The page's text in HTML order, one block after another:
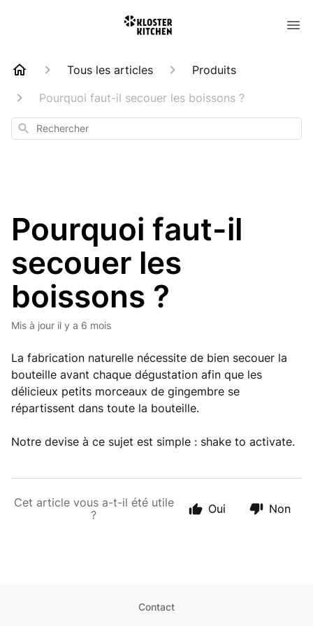
Tous les articles
Produits
Pourquoi faut-il secouer les boissons ?
Rechercher
Pourquoi faut-il
secouer les
boissons ?
Mis à jour il y a 6 mois
La fabrication naturelle nécessite de bien secouer la
bouteille avant chaque dégustation afin que les
délicieux petits morceaux de gingembre se
répartissent dans toute la bouteille.
Notre devise à ce sujet est simple : shake to activate.
Cet article vous a-t-il été utile
?
Oui Non
Contact